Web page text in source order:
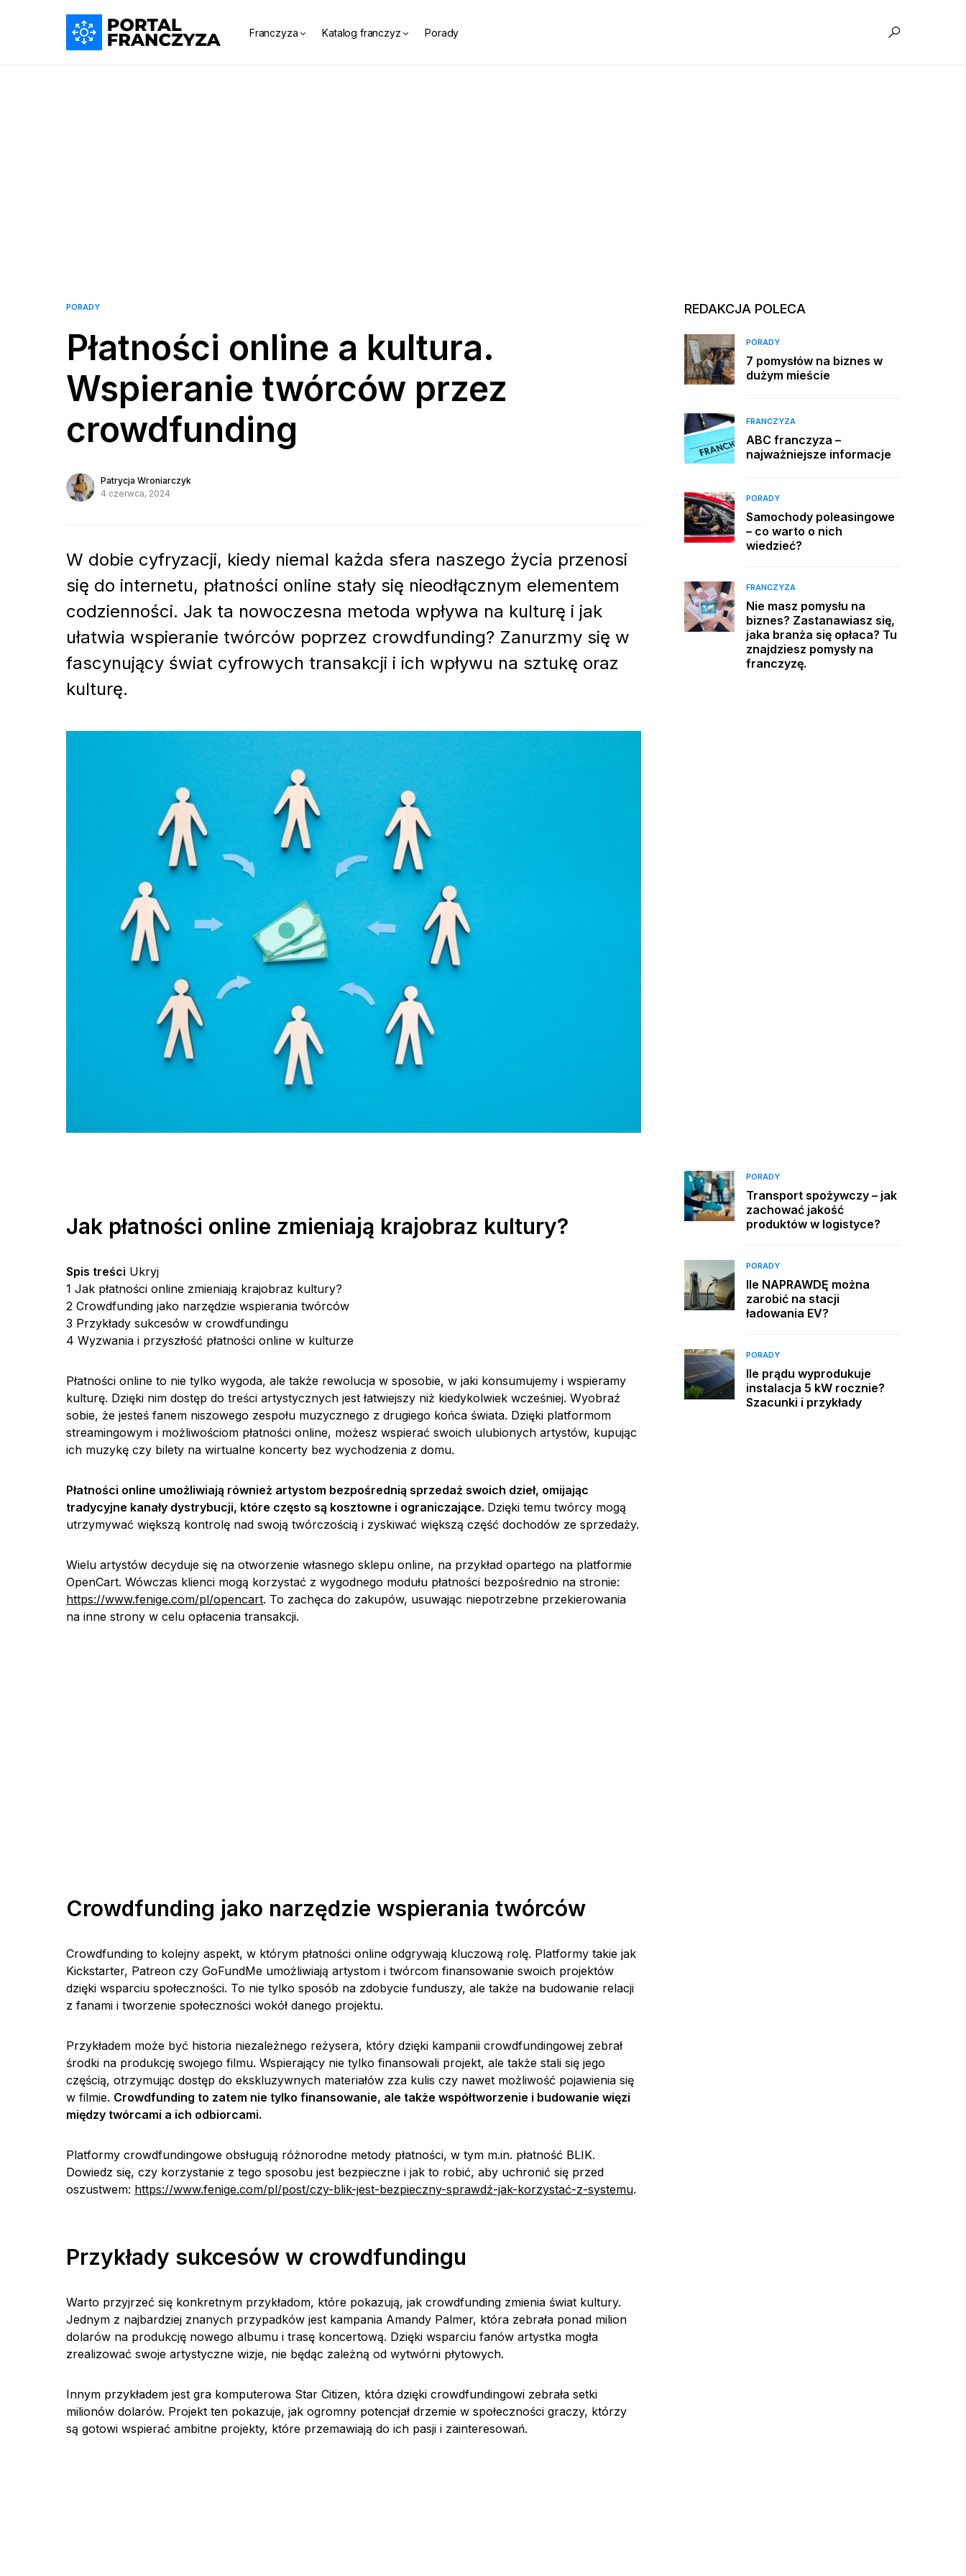
Franczyza Katalog franczyz Porady
PORADY
Płatności online a kultura.
Wspieranie twórców przez
crowdfunding
Patrycja Wroniarczyk
4 czerwca, 2024
W dobie cyfryzacji, kiedy niemal każda sfera naszego życia przenosi
się do internetu, płatności online stały się nieodłącznym elementem
codzienności. Jak ta nowoczesna metoda wpływa na kulturę i jak
ułatwia wspieranie twórców poprzez crowdfunding? Zanurzmy się w
fascynujący świat cyfrowych transakcji i ich wpływu na sztukę oraz
kulturę.
Jak płatności online zmieniają krajobraz kultury?
Spis treści Ukryj
1 Jak płatności online zmieniają krajobraz kultury?
2 Crowdfunding jako narzędzie wspierania twórców
3 Przykłady sukcesów w crowdfundingu
4 Wyzwania i przyszłość płatności online w kulturze
Płatności online to nie tylko wygoda, ale także rewolucja w sposobie, w jaki konsumujemy i wspieramy
kulturę. Dzięki nim dostęp do treści artystycznych jest łatwiejszy niż kiedykolwiek wcześniej. Wyobraź
sobie, że jesteś fanem niszowego zespołu muzycznego z drugiego końca świata. Dzięki platformom
streamingowym i możliwościom płatności online, możesz wspierać swoich ulubionych artystów, kupując
ich muzykę czy bilety na wirtualne koncerty bez wychodzenia z domu.
Płatności online umożliwiają również artystom bezpośrednią sprzedaż swoich dzieł, omijając
tradycyjne kanały dystrybucji, które często są kosztowne i ograniczające. Dzięki temu twórcy mogą
utrzymywać większą kontrolę nad swoją twórczością i zyskiwać większą część dochodów ze sprzedaży.
Wielu artystów decyduje się na otworzenie własnego sklepu online, na przykład opartego na platformie
OpenCart. Wówczas klienci mogą korzystać z wygodnego modułu płatności bezpośrednio na stronie:
https://www.fenige.com/pl/opencart. To zachęca do zakupów, usuwając niepotrzebne przekierowania
na inne strony w celu opłacenia transakcji.
Crowdfunding jako narzędzie wspierania twórców
Crowdfunding to kolejny aspekt, w którym płatności online odgrywają kluczową rolę. Platformy takie jak
Kickstarter, Patreon czy GoFundMe umożliwiają artystom i twórcom finansowanie swoich projektów
dzięki wsparciu społeczności. To nie tylko sposób na zdobycie funduszy, ale także na budowanie relacji
z fanami i tworzenie społeczności wokół danego projektu.
Przykładem może być historia niezależnego reżysera, który dzięki kampanii crowdfundingowej zebrał
środki na produkcję swojego filmu. Wspierający nie tylko finansowali projekt, ale także stali się jego
częścią, otrzymując dostęp do ekskluzywnych materiałów zza kulis czy nawet możliwość pojawienia się
w filmie. Crowdfunding to zatem nie tylko finansowanie, ale także współtworzenie i budowanie więzi
między twórcami a ich odbiorcami.
Platformy crowdfundingowe obsługują różnorodne metody płatności, w tym m.in. płatność BLIK.
Dowiedz się, czy korzystanie z tego sposobu jest bezpieczne i jak to robić, aby uchronić się przed
oszustwem: https://www.fenige.com/pl/post/czy-blik-jest-bezpieczny-sprawdź-jak-korzystać-z-systemu.
Przykłady sukcesów w crowdfundingu
Warto przyjrzeć się konkretnym przykładom, które pokazują, jak crowdfunding zmienia świat kultury.
Jednym z najbardziej znanych przypadków jest kampania Amandy Palmer, która zebrała ponad milion
dolarów na produkcję nowego albumu i trasę koncertową. Dzięki wsparciu fanów artystka mogła
zrealizować swoje artystyczne wizje, nie będąc zależną od wytwórni płytowych.
Innym przykładem jest gra komputerowa Star Citizen, która dzięki crowdfundingowi zebrała setki
milionów dolarów. Projekt ten pokazuje, jak ogromny potencjał drzemie w społeczności graczy, którzy
są gotowi wspierać ambitne projekty, które przemawiają do ich pasji i zainteresowań.
REDAKCJA POLECA
PORADY
7 pomysłów na biznes w
dużym mieście
FRANCZYZA
ABC franczyza –
najważniejsze informacje
PORADY
Samochody poleasingowe
– co warto o nich
wiedzieć?
FRANCZYZA
Nie masz pomysłu na
biznes? Zastanawiasz się,
jaka branża się opłaca? Tu
znajdziesz pomysły na
franczyzę.
PORADY
Transport spożywczy – jak
zachować jakość
produktów w logistyce?
PORADY
Ile NAPRAWDĘ można
zarobić na stacji
ładowania EV?
PORADY
Ile prądu wyprodukuje
instalacja 5 kW rocznie?
Szacunki i przykłady